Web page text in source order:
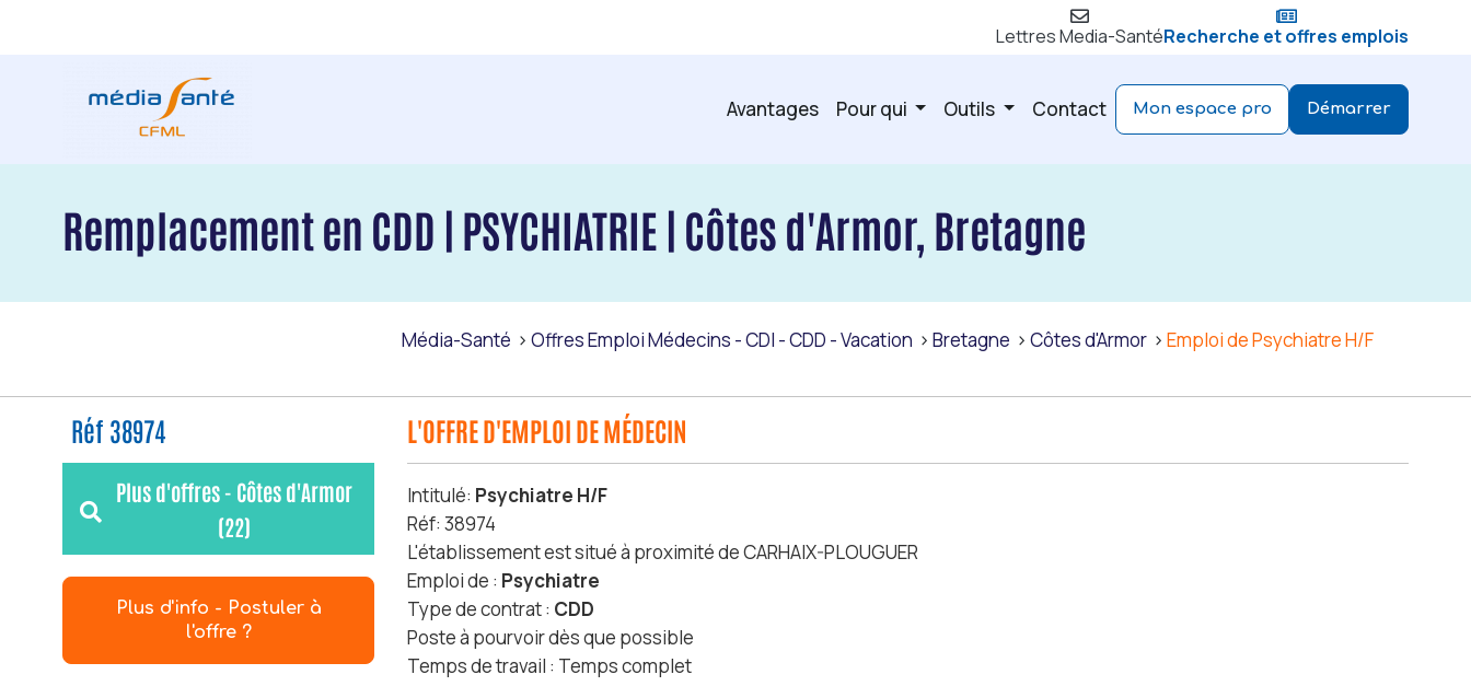
Lettres Media-SantéRecherche et offres emplois
Avantages Pour qui Outils Contact Démarrer
Mon espace pro
Remplacement en CDD | PSYCHIATRIE | Côtes d'Armor, Bretagne
Média-Santé Offres Emploi Médecins - CDI - CDD - Vacation Bretagne Côtes d'Armor Emploi de Psychiatre H/F
Réf 38974
Plus d'offres - Côtes d'Armor
(22)
Plus d'info - Postuler à
l'offre ?
L'OFFRE D'EMPLOI DE MÉDECIN
Intitulé: Psychiatre H/F
Réf: 38974
L'établissement est situé à proximité de CARHAIX-PLOUGUER
Emploi de : Psychiatre
Type de contrat : CDD
Poste à pourvoir dès que possible
Temps de travail : Temps complet